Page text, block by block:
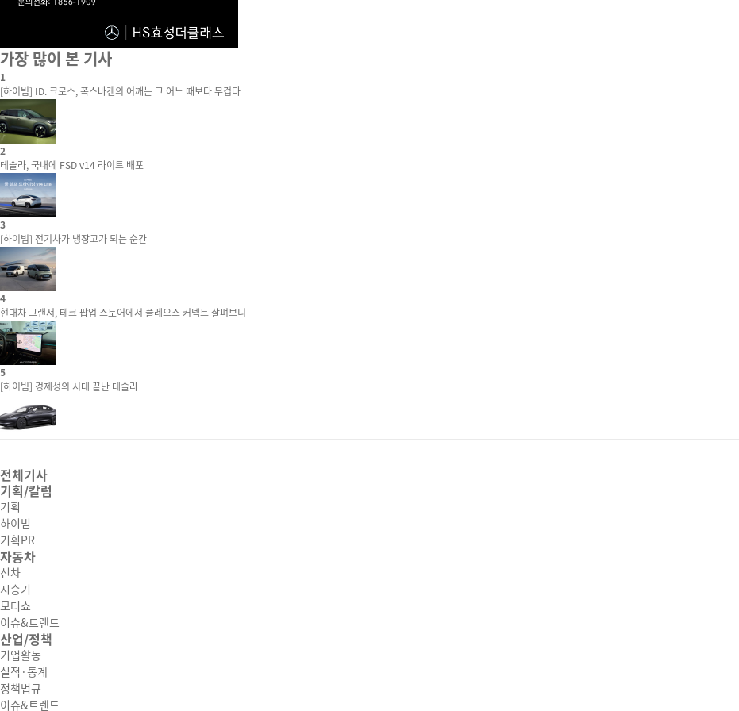
가장 많이 본 기사
1
[하이빔] ID. 크로스, 폭스바겐의 어깨는 그 어느 때보다 무겁다
2
테슬라, 국내에 FSD v14 라이트 배포
3
[하이빔] 전기차가 냉장고가 되는 순간
4
현대차 그랜저, 테크 팝업 스토어에서 플레오스 커넥트 살펴보니
5
[하이빔] 경제성의 시대 끝난 테슬라
전체기사
기획/칼럼
기획
하이빔
기획PR
자동차
신차
시승기
모터쇼
이슈&트렌드
산업/정책
기업활동
실적·통계
정책법규
이슈&트렌드